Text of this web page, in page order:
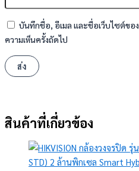
บันทึกชื่อ, อีเมล และชื่อเว็บไซต์ขอ
ความเห็นครั้งถัดไป
สินค้าที่เกี่ยวข้อง